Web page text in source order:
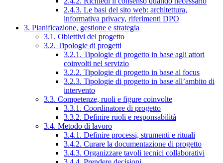
2.4.3. Le basi del sito web: architettura,
informativa privacy, riferimenti DPO
3. Pianificazione, gestione e strategia
3.1. Obiettivi del progetto
3.2. Tipologie di progetti
3.2.1. Tipologie di progetto in base agli attori
coinvolti nel servizio
3.2.2. Tipologie di progetto in base al focus
3.2.3. Tipologie di progetto in base all’ambito di
intervento
3.3. Competenze, ruoli e figure coinvolte
3.3.1. Coordinatore di progetto
3.3.2. Definire ruoli e responsabilità
3.4. Metodo di lavoro
3.4.1. Definire processi, strumenti e rituali
3.4.2. Curare la documentazione di progetto
3.4.3. Organizzare tavoli tecnici collaborativi